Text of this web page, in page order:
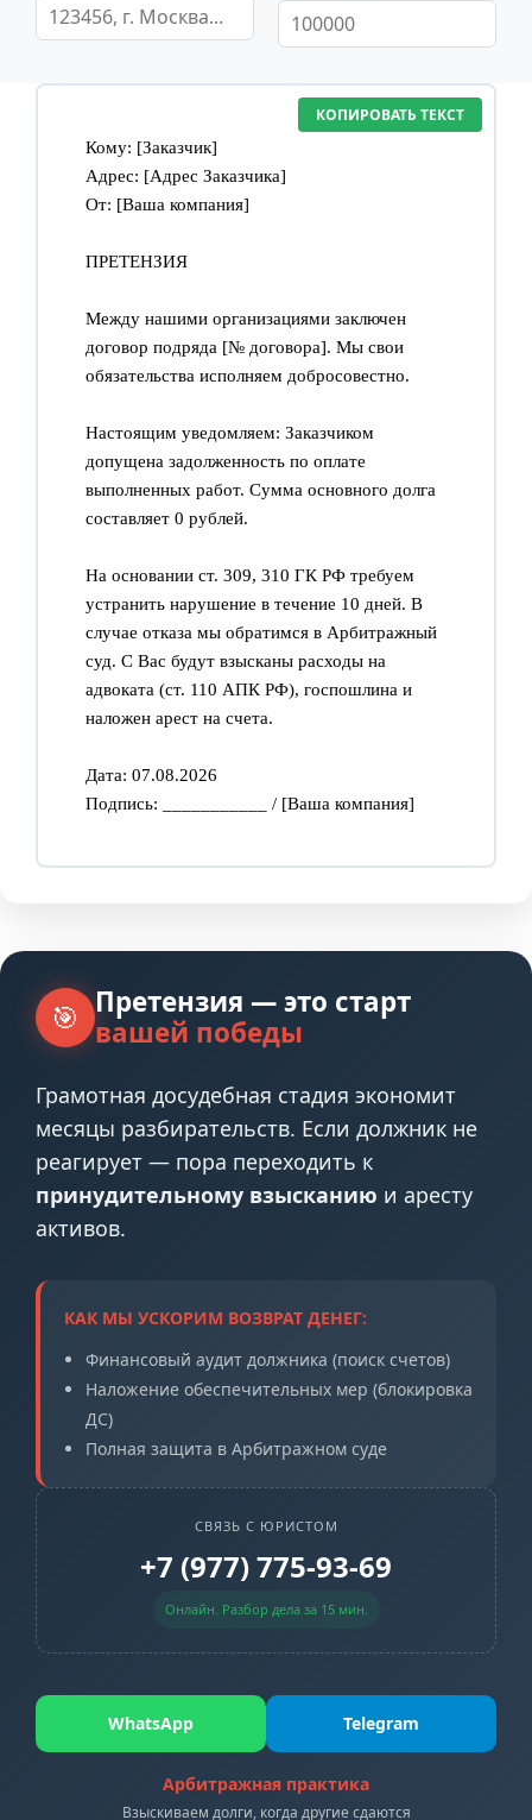
КОПИРОВАТЬ ТЕКСТ
Кому: [Заказчик]
Адрес: [Адрес Заказчика]
От: [Ваша компания]
ПРЕТЕНЗИЯ
Между нашими организациями заключен
договор подряда [№ договора]. Мы свои
обязательства исполняем добросовестно.
Настоящим уведомляем: Заказчиком
допущена задолженность по оплате
выполненных работ. Сумма основного долга
составляет 0 рублей.
На основании ст. 309, 310 ГК РФ требуем
устранить нарушение в течение 10 дней. В
случае отказа мы обратимся в Арбитражный
суд. С Вас будут взысканы расходы на
адвоката (ст. 110 АПК РФ), госпошлина и
наложен арест на счета.
Дата: 07.08.2026
Подпись: ___________ / [Ваша компания]
🎯 Претензия — это старт
вашей победы
Грамотная досудебная стадия экономит
месяцы разбирательств. Если должник не
реагирует — пора переходить к
принудительному взысканию и аресту
активов.
КАК МЫ УСКОРИМ ВОЗВРАТ ДЕНЕГ:
Финансовый аудит должника (поиск счетов)
Наложение обеспечительных мер (блокировка
ДС)
Полная защита в Арбитражном суде
СВЯЗЬ С ЮРИСТОМ
+7 (977) 775-93-69
Онлайн. Разбор дела за 15 мин.
WhatsApp Telegram
Арбитражная практика
Взыскиваем долги, когда другие сдаются